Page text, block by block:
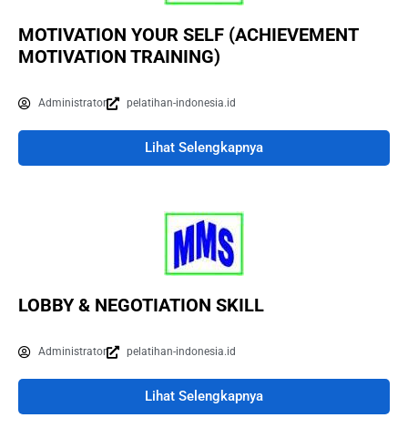
MOTIVATION YOUR SELF (ACHIEVEMENT
MOTIVATION TRAINING)
Administrator pelatihan-indonesia.id
Lihat Selengkapnya
LOBBY & NEGOTIATION SKILL
Administrator pelatihan-indonesia.id
Lihat Selengkapnya